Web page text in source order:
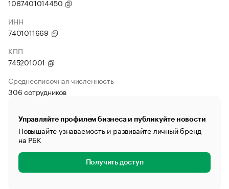
1067401014450
ИНН
7401011669
КПП
745201001
Среднесписочная численность
306 сотрудников
Управляйте профилем бизнеса и публикуйте новости
Повышайте узнаваемость и развивайте личный бренд
на РБК
Получить доступ